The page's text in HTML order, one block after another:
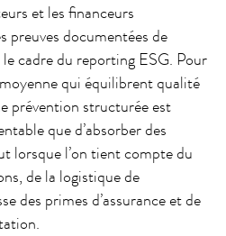
et les financeurs
preuves documentées de
cadre du reporting ESG. Pour
qui équilibrent qualité
prévention structurée est
que d’absorber des
lorsque l’on tient compte du
de la logistique de
des primes d’assurance et de